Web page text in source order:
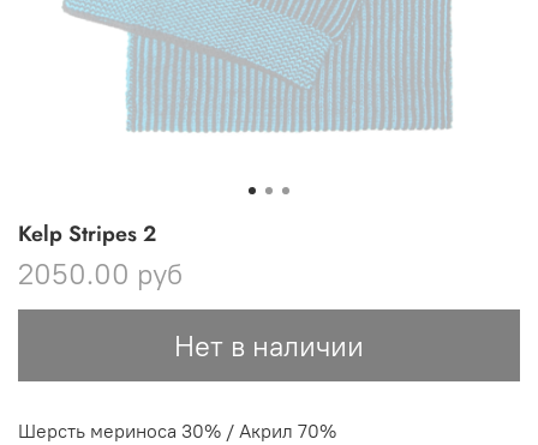
Kelp Stripes 2
2050.00 руб
Нет в наличии
Шерсть мериноса 30% / Акрил 70%